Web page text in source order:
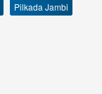
Pilkada Jambi